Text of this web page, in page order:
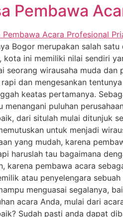
Pembawa
Bogor merupakan salah
kota ini memiliki nilai sendiri
seorang wirausaha muda
dan mengesankan
keatas pertamanya.
menangani puluhan
dari situlah mulai ditunjuk
untuk menjadi
yang mudah, karena
haruslah tau bagaimana
karena pembawa acara
atau penyelengara
menguasai segalanya,
acara Anda, mulai dari
Sudah pasti anda dapat